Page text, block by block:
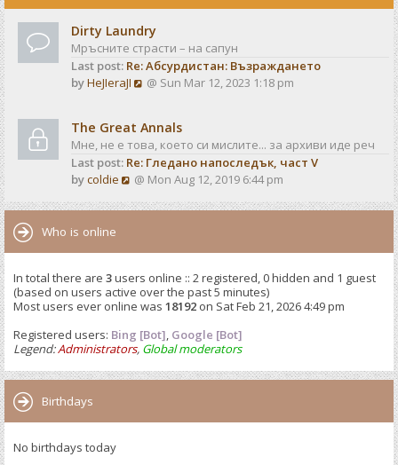
t
p
o
s
e
l
a
t
t
p
o
s
t
Dirty Laundry
Мръсните страсти – на сапун
Last post: Re: Абсурдистан: Възраждането
byHeJIeraJI
V
w
t
h
e
e
t
p
s
t
@ Sun Mar 12, 2023 1:18 pm
The Great Annals
Мне, не е това, което си мислите... за архиви иде реч
Last post: Re: Гледано напоследък, част V
bycoldie
V
e
e
l
a
t
e
t
@ Mon Aug 12, 2019 6:44 pm
Who is online
In total there are 3users online :: 2 registered, 0 hidden and 1 guest
(based on users active over the past 5 minutes)
Most users ever online was 18192 on Sat Feb 21, 2026 4:49 pm
Registered users: Bing [Bot], Google [Bot]
Legend:Administrators, Global moderators
Birthdays
No birthdays today